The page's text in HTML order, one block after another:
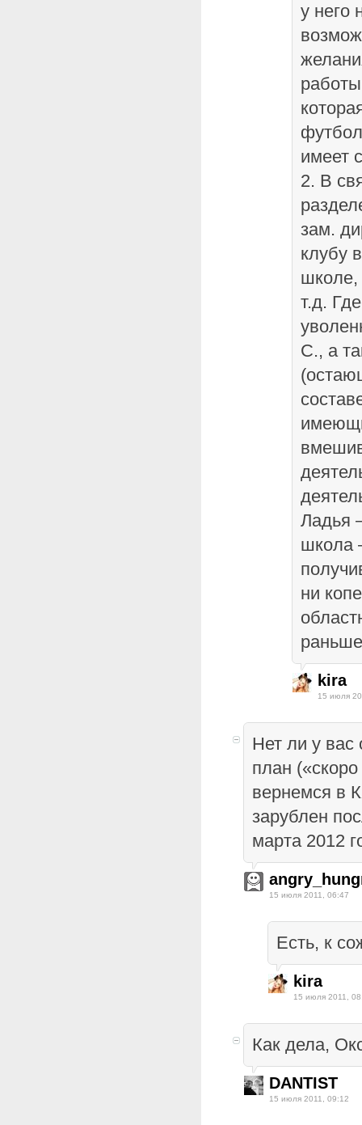
у него
имеет
2. В
зам.
клубу
школе,
т.д.
С., а
Ладья
школа
ни
kira
15 июля
Нет ли у вас
план
вернемся в
зарублен
марта 2012
15 июля 2011, 06:47
Есть, к
kira
15 июля 2011,
Как дела,
DANTIST
15 июля 2011, 09:12